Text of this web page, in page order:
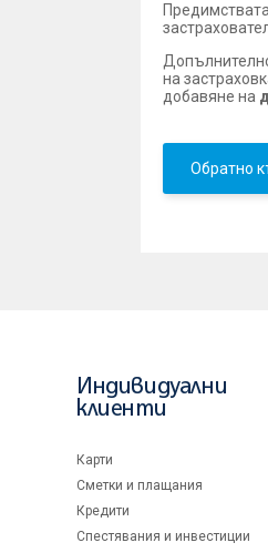
на
добавяне на
Обратно
Индивидуални
клиенти
Карти
Сметки и плащания
Кредити
Спестявания и инвестиции